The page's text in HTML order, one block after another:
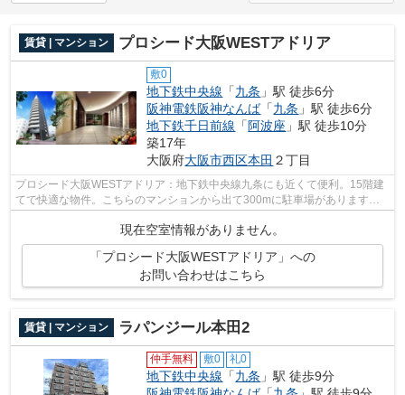
賃貸 | マンション プロシード大阪WESTアドリア
敷0
地下鉄中央線 「九条 」駅 徒歩6分
阪神電鉄阪神なんば「九条 」駅 徒歩6分
地下鉄千日前線 「 阿波座 」駅 徒歩10分
築17年
大阪府大阪市西区本田 ２丁目
プロシード大阪WESTアドリア：地下鉄中央線九条にも近くて便利。15階建
てで快適な物件。こちらのマンションから出て300mに駐車場があります。
現在空室情報がありません。
「プロシード大阪WESTアドリア」への
お問い合わせはこちら
賃貸 | マンション ラパンジール本田2
仲手無料 敷0 礼0
地下鉄中央線 「九条 」駅 徒歩9分